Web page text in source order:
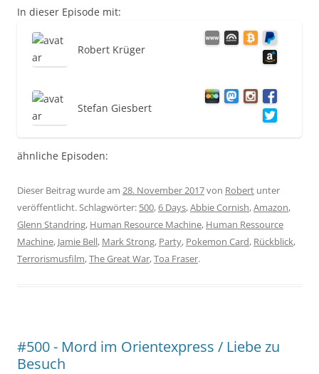
In dieser Episode mit:
Robert Krüger
Stefan Giesbert
ähnliche Episoden:
Dieser Beitrag wurde am 28. November 2017von Robert unter
veröffentlicht. Schlagwörter: 500,6 Days,Abbie Cornish,Amazon,
Glenn Standring, Human Resource Machine, Human Ressource
Machine, Jamie Bell, Mark Strong, Party, Pokemon Card, Rückblick,
Terrorismusfilm,The Great War,Toa Fraser.
#500 - Mord im Orientexpress / Liebe zu
Besuch